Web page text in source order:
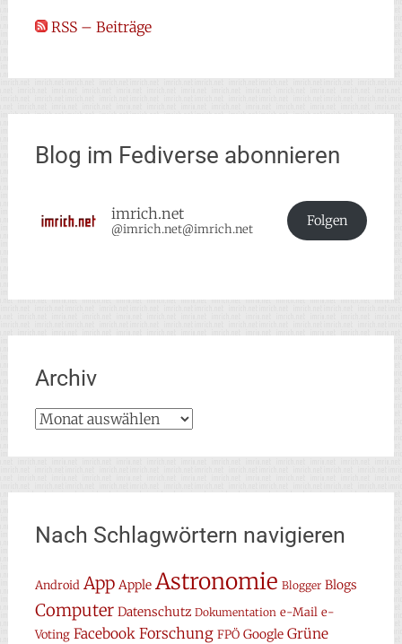
RSS – Beiträge
Blog im Fediverse abonnieren
imrich.net
@imrich.net@imrich.net
Folgen
Archiv
Archiv
Nach Schlagwörtern navigieren
Android App Apple Astronomie Blogger Blogs
Computer Datenschutz Dokumentation e-Mail e-
Voting Facebook Forschung FPÖ Google Grüne